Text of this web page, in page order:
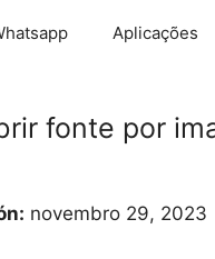
Aplicações
fonte por
novembro 29, 2023